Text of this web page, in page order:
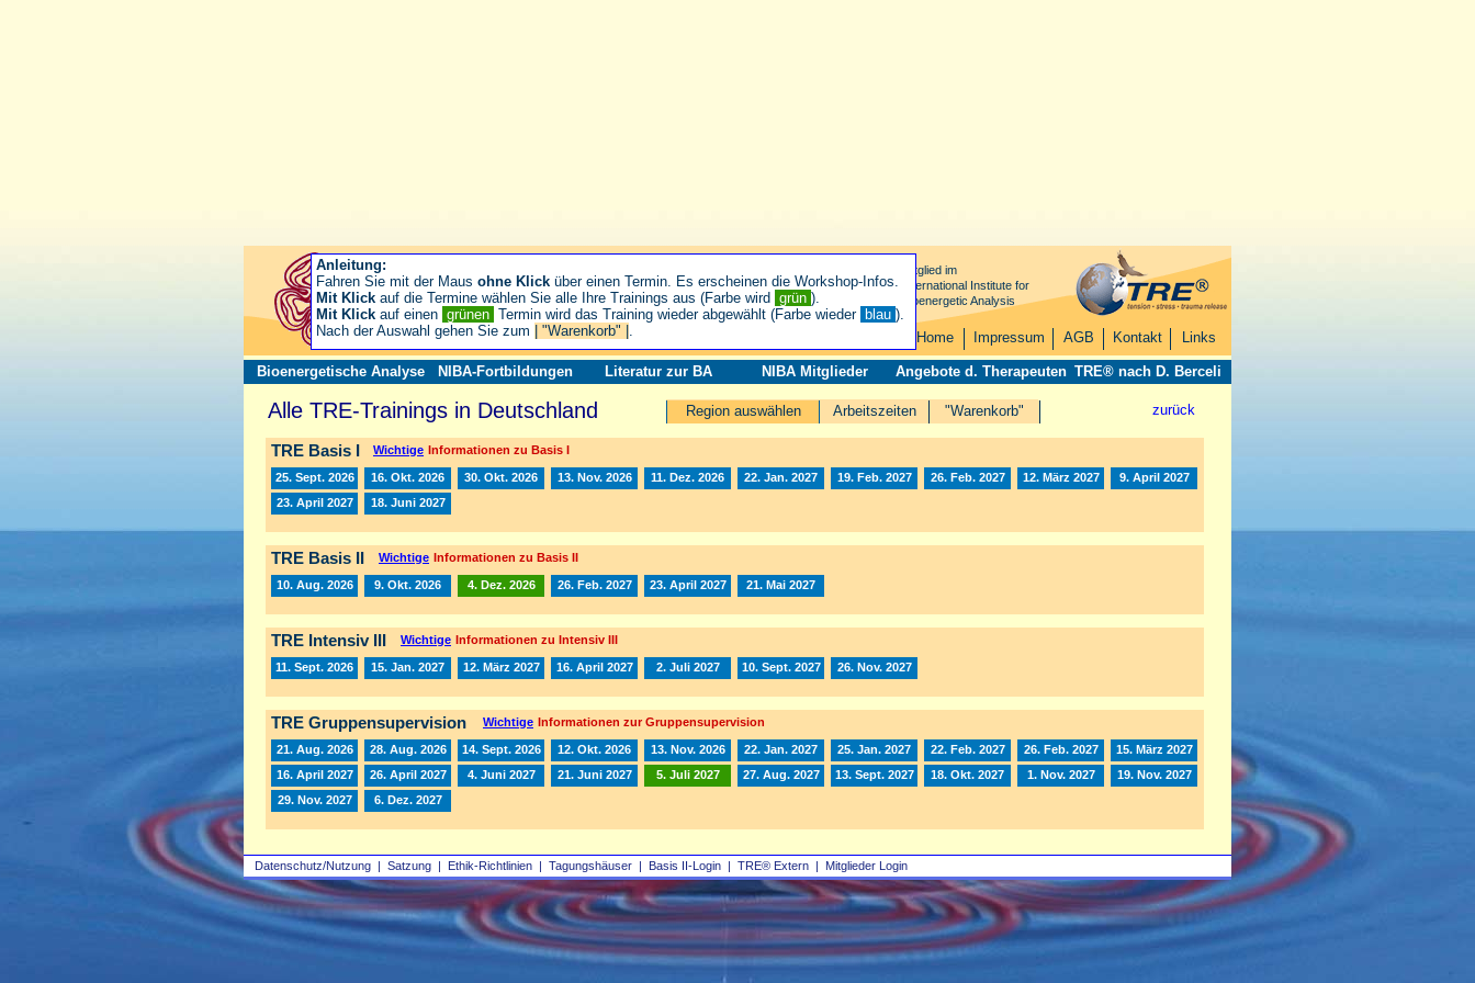
Datenschutz/Nutzung | Satzung | Ethik-Richtlinien | Tagungshäuser | Basis II‑Login | TRE® Extern | Mitglieder Login
Mitglied im
International Institute for
Bioenergetic Analysis
Home Impressum AGB Kontakt Links
Bioenergetische Analyse NIBA-Fortbildungen Literatur zur BA NIBA Mitglieder Angebote d. Therapeuten TRE® nach D. Berceli
zurück
Arbeitszeiten "Warenkorb"
Alle TRE-Trainings in Deutschland Region auswählen
TRE Basis I Wichtige Informationen zu Basis I
25. Sept. 2026 16. Okt. 2026 30. Okt. 2026 13. Nov. 2026 11. Dez. 2026 22. Jan. 2027 19. Feb. 2027 26. Feb. 2027 12. März 2027
9. April 2027
23. April 2027
18. Juni 2027
TRE Basis II Wichtige Informationen zu Basis II
10. Aug. 2026 9. Okt. 2026 4. Dez. 2026 26. Feb. 2027 23. April 2027 21. Mai 2027
TRE Intensiv III Wichtige Informationen zu Intensiv III
11. Sept. 2026 15. Jan. 2027 12. März 2027 16. April 2027 2. Juli 2027 10. Sept. 2027 26. Nov. 2027
TRE Gruppensupervision Wichtige Informationen zur Gruppensupervision
21. Aug. 2026 28. Aug. 2026 14. Sept. 2026 12. Okt. 2026 13. Nov. 2026 22. Jan. 2027 25. Jan. 2027 22. Feb. 2027 26. Feb. 2027
15. März 2027
16. April 2027
26. April 2027 4. Juni 2027 21. Juni 2027 5. Juli 2027 27. Aug. 2027 13. Sept. 2027 18. Okt. 2027 1. Nov. 2027
19. Nov. 2027
29. Nov. 2027
6. Dez. 2027
Anleitung:
Fahren Sie mit der Maus ohne Klick über einen Termin. Es erscheinen die Workshop-Infos.
Mit Klick auf die Termine wählen Sie alle Ihre Trainings aus (Farbe wird grün ).
Mit Klick auf einen grünen Termin wird das Training wieder abgewählt (Farbe wieder blau ).
Nach der Auswahl gehen Sie zum
| "Warenkorb" | .